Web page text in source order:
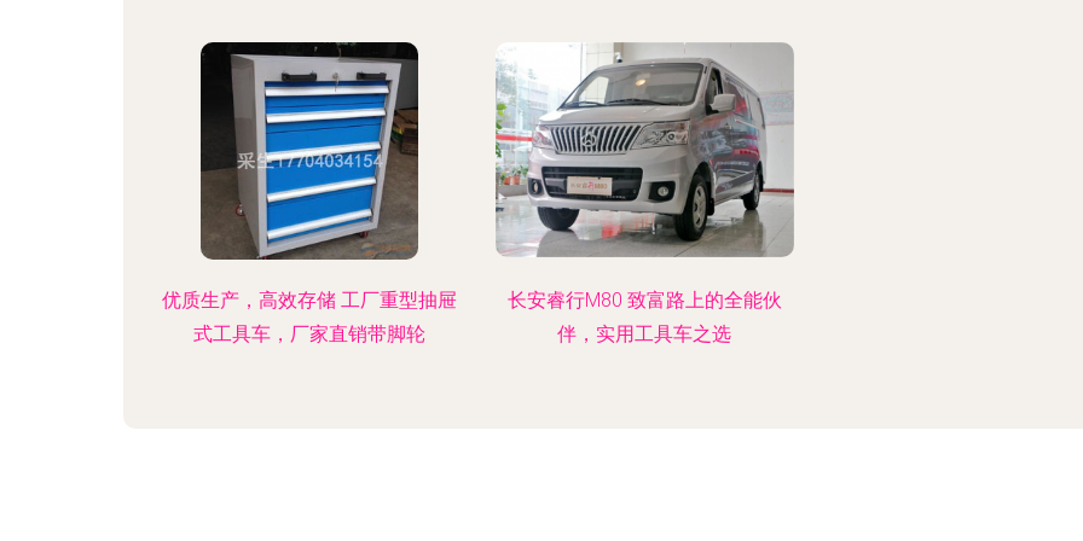
优质生产，高效存储 工厂重型抽屉
式工具车，厂家直销带脚轮
长安睿行M80 致富路上的全能伙
伴，实用工具车之选